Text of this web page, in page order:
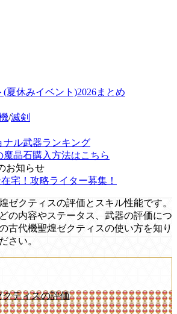
夏休みイベント)2026まとめ
/滅剣
ナル武器ランキング
魔晶石購入方法はこちら
お知らせ
宅！攻略ライター募集！
ゼクティスの評価とスキル性能です。
の内容やステータス、武器の評価につ
古代機聖煌ゼクティスの使い方を知り
さい。
ティスの評価